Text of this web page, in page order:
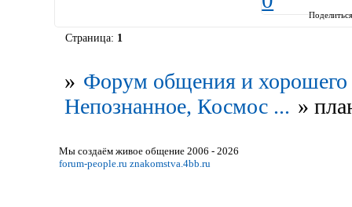
Страница: 1
» Форум общения и хорошего
Непознанное, Космос ... »
Мы создаём живое общение 2006 - 2026
forum-people.ru znakomstva.4bb.ru